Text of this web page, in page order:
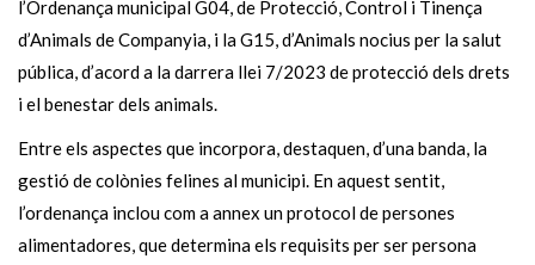
l’Ordenança municipal G04, de Protecció, Control i Tinença
d’Animals de Companyia, i la G15, d’Animals nocius per la salut
pública, d’acord a la darrera llei 7/2023 de protecció dels drets
i el benestar dels animals.
Entre els aspectes que incorpora, destaquen, d’una banda, la
gestió de colònies felines al municipi. En aquest sentit,
l’ordenança inclou com a annex un protocol de persones
alimentadores, que determina els requisits per ser persona